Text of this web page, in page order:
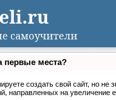
первые места?
создать свой сайт, но не
направленных на увеличение
самоучители